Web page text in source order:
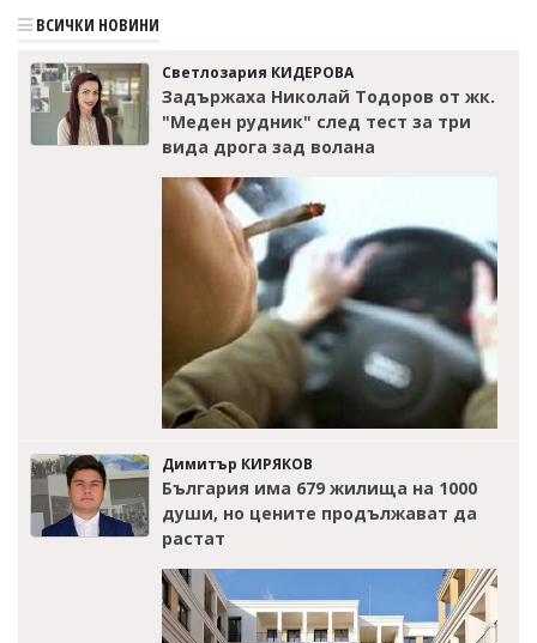
ВСИЧКИ НОВИНИ
Светлозария КИДЕРОВА
Задържаха Николай Тодоров от жк.
"Меден рудник" след тест за три
вида дрога зад волана
Димитър КИРЯКОВ
България има 679 жилища на 1000
души, но цените продължават да
растат